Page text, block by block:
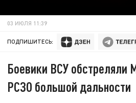
03 ИЮЛЯ 11:39
ПОДПИШИТЕСЬ:
Боевики ВСУ обстреляли
РСЗО большой дальности